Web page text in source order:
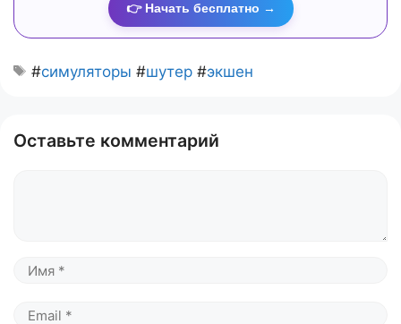
👉 Начать бесплатно →
#симуляторы #шутер #экшен
Оставьте комментарий
Имя
Email